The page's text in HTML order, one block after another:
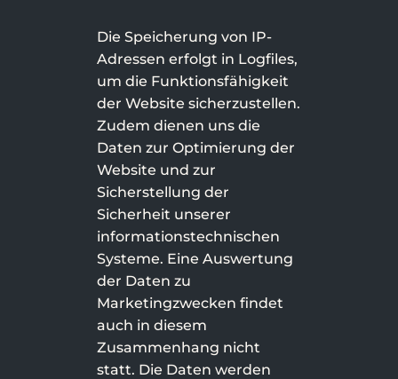
Die Speicherung von IP-
Adressen erfolgt in Logfiles,
um die Funktionsfähigkeit
der Website sicherzustellen.
Zudem dienen uns die
Daten zur Optimierung der
Website und zur
Sicherstellung der
Sicherheit unserer
informationstechnischen
Systeme. Eine Auswertung
der Daten zu
Marketingzwecken findet
auch in diesem
Zusammenhang nicht
statt. Die Daten werden